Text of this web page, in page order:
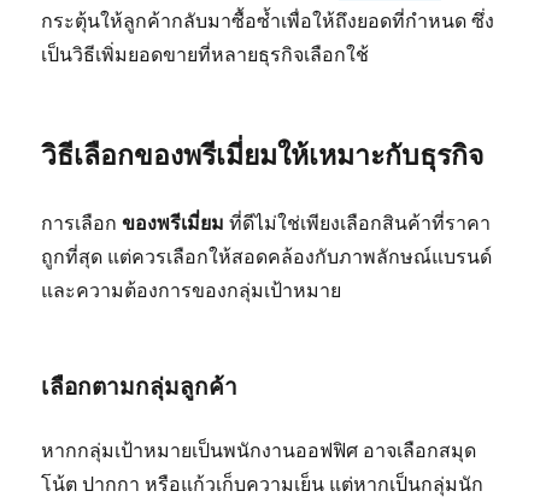
กระตุ้นให้ลูกค้ากลับมาซื้อซ้ำเพื่อให้ถึงยอดที่กำหนด ซึ่ง
เป็นวิธีเพิ่มยอดขายที่หลายธุรกิจเลือกใช้
วิธีเลือกของพรีเมี่ยมให้เหมาะกับธุรกิจ
การเลือกของพรีเมี่ยม ที่ดีไม่ใช่เพียงเลือกสินค้าที่ราคา
ถูกที่สุด แต่ควรเลือกให้สอดคล้องกับภาพลักษณ์แบรนด์
และความต้องการของกลุ่มเป้าหมาย
เลือกตามกลุ่มลูกค้า
หากกลุ่มเป้าหมายเป็นพนักงานออฟฟิศ อาจเลือกสมุด
โน้ต ปากกา หรือแก้วเก็บความเย็น แต่หากเป็นกลุ่มนัก